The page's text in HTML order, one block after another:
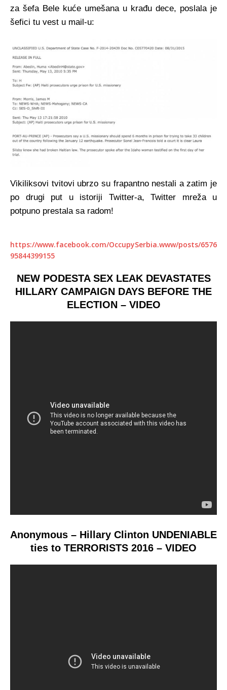
za šefa Bele kuće umešana u krađu dece, poslala je
šefici tu vest u mail-u:
Vikiliksovi tvitovi ubrzo su frapantno nestali a zatim je
po drugi put u istoriji Twitter-a, Twitter mreža u
potpuno prestala sa radom!
https://www.facebook.com/OccupySerbia.www/posts/6576
95844399155
NEW PODESTA SEX LEAK DEVASTATES
HILLARY CAMPAIGN DAYS BEFORE THE
ELECTION – VIDEO
Anonymous – Hillary Clinton UNDENIABLE
ties to TERRORISTS 2016 – VIDEO